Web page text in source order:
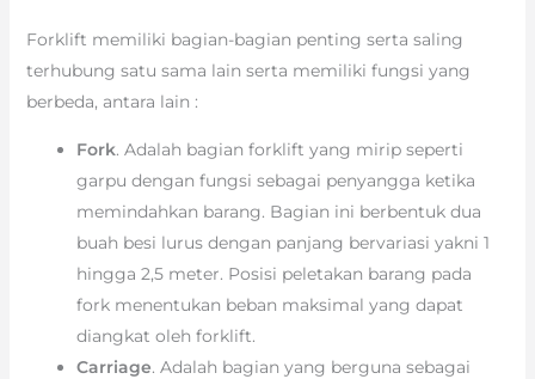
Forklift memiliki bagian-bagian penting serta saling
terhubung satu sama lain serta memiliki fungsi yang
berbeda, antara lain :
Fork. Adalah bagian forklift yang mirip seperti
garpu dengan fungsi sebagai penyangga ketika
memindahkan barang. Bagian ini berbentuk dua
buah besi lurus dengan panjang bervariasi yakni 1
hingga 2,5 meter. Posisi peletakan barang pada
fork menentukan beban maksimal yang dapat
diangkat oleh forklift.
Carriage. Adalah bagian yang berguna sebagai